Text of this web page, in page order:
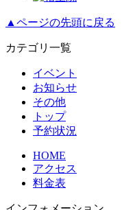
▲ページの先頭に戻る
カテゴリ一覧
イベント
お知らせ
その他
トップ
予約状況
HOME
アクセス
料金表